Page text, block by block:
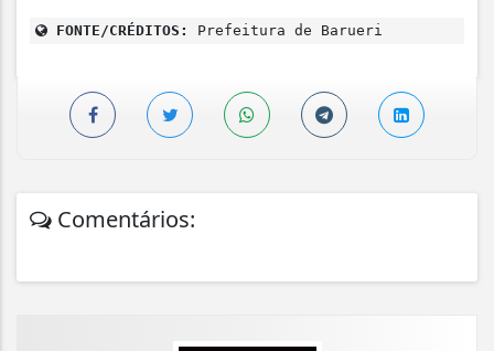
FONTE/CRÉDITOS: Prefeitura de Barueri
Comentários: